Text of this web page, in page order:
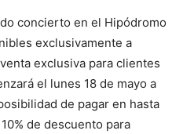
concierto en el Hipódromo
exclusivamente a
exclusiva para clientes
el lunes 18 de mayo a
de pagar en hasta
de descuento para